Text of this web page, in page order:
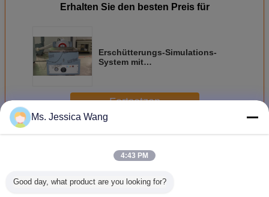
Erhalten Sie den besten Preis für
Erschütterungs-Simulations-
System mit
Fortsetzen
MehrVibration Prüfmaschine
Ms. Jessica Wang
4:43 PM
Good day, what product are you looking for?